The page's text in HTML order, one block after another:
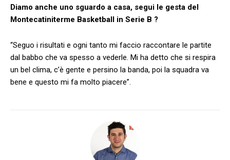
Diamo anche uno sguardo a casa, segui le gesta del
Montecatiniterme Basketball in Serie B ?
“Seguo i risultati e ogni tanto mi faccio raccontare le partite
dal babbo che va spesso a vederle. Mi ha detto che si respira
un bel clima, c’è gente e persino la banda, poi la squadra va
bene e questo mi fa molto piacere”.